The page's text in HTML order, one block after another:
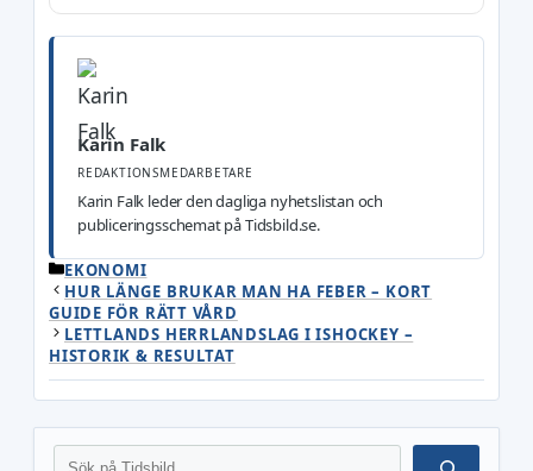
Karin Falk
REDAKTIONSMEDARBETARE
Karin Falk leder den dagliga nyhetslistan och
publiceringsschemat på Tidsbild.se.
KATEGORIER
EKONOMI
HUR LÄNGE BRUKAR MAN HA FEBER – KORT
GUIDE FÖR RÄTT VÅRD
LETTLANDS HERRLANDSLAG I ISHOCKEY –
HISTORIK & RESULTAT
Sök